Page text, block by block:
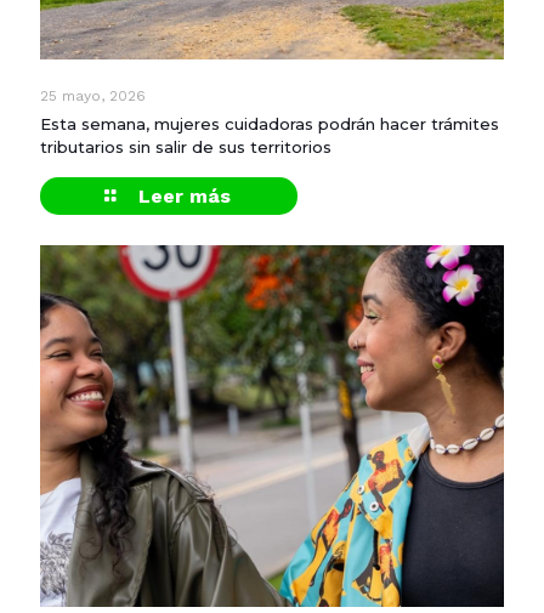
25 mayo, 2026
Esta semana, mujeres cuidadoras podrán hacer trámites
tributarios sin salir de sus territorios
Leer más